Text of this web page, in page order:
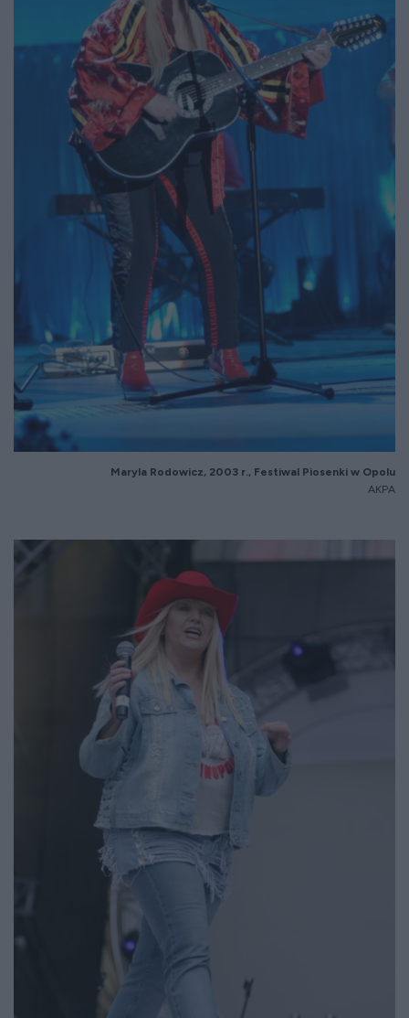
Maryla Rodowicz, 2003 r., Festiwal Piosenki w Opolu
AKPA